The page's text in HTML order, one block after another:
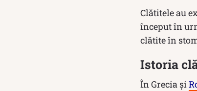
Clătitele au
început în
clătite în
Istoria
În Grecia și